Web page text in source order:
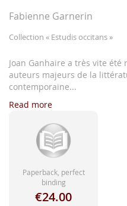
the
gallery
Fabienne Garnerin
Collection « Estudis occitans »
Joan Ganhaire a très vite été
auteurs majeurs de la
contemporaine...
Read more
Paperback, perfect
binding
€24.00